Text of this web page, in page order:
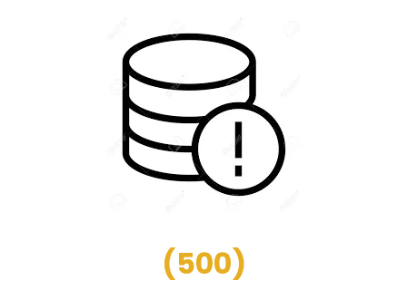
(500)